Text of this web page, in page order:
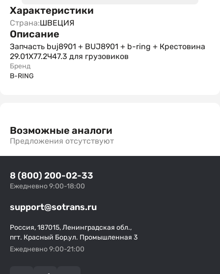
Характеристики
Страна:ШВЕЦИЯ
Описание
Запчасть buj8901 + BUJ8901 + b-ring + Крестовина
29.01Х77.2Ч47.3 для грузовиков
Бренд
B-RING
Возможные аналоги
Предложения отсутствуют
8 (800) 200-02-33
Ежедневно 9:00-18:00
support@sotrans.ru
Россия, 187015, Ленинградская обл.,
пгт. Красный Бор,ул. Промышленная 3
Ежедневно 9:00-21:00